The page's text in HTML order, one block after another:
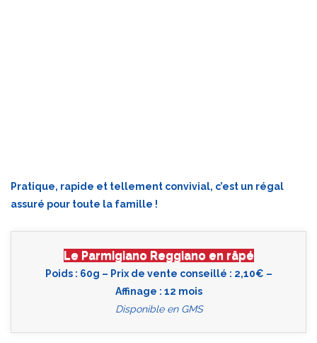
Pratique, rapide et tellement convivial, c’est un régal
assuré pour toute la famille !
Le Parmigiano Reggiano en râpé
Poids : 60g – Prix de vente conseillé : 2,10€ –
Affinage : 12 mois
Disponible en GMS